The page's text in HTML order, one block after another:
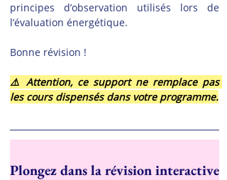
principes d’observation utilisés lors de
l’évaluation énergétique.
Bonne révision !
⚠️ Attention, ce support ne remplace pas
les cours dispensés dans votre programme.
Plongez dans la révision interactive